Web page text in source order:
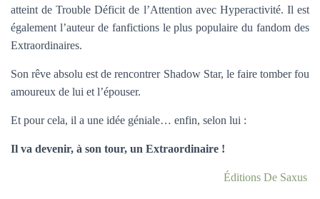
atteint de Trouble Déficit de l’Attention avec Hyperactivité. Il est
également l’auteur de fanfictions le plus populaire du fandom des
Extraordinaires.
Son rêve absolu est de rencontrer Shadow Star, le faire tomber fou
amoureux de lui et l’épouser.
Et pour cela, il a une idée géniale… enfin, selon lui :
Il va devenir, à son tour, un Extraordinaire !
Éditions De Saxus